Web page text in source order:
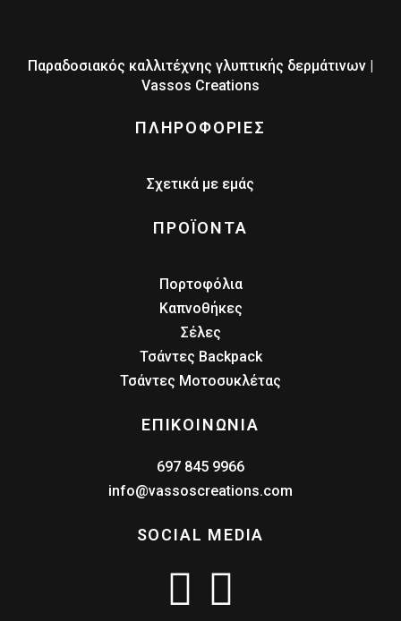
Παραδοσιακός καλλιτέχνης γλυπτικής δερμάτινων |
Vassos Creations
ΠΛΗΡΟΦΟΡΙΕΣ
Σχετικά με εμάς
ΠΡΟΪΟΝΤΑ
Πορτοφόλια
Καπνοθήκες
Σέλες
Τσάντες Backpack
Τσάντες Μοτοσυκλέτας
ΕΠΙΚΟΙΝΩΝΙΑ
697 845 9966
info@vassoscreations.com
SOCIAL MEDIA